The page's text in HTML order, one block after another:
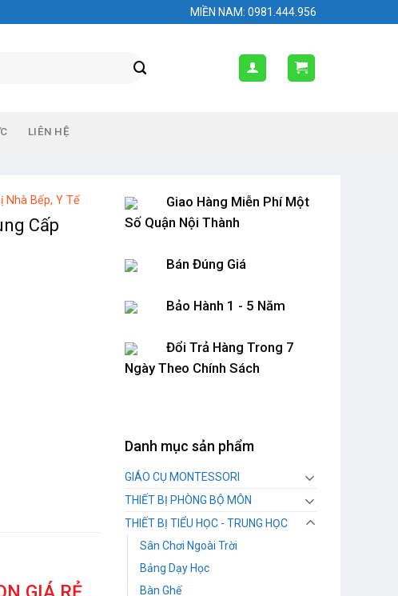
MIỀN NAM: 0981.444.956
LIÊN HỆ
Nhà Bếp, Y Tế
Cấp
Giao Hàng Miễn Phí Một
Số Quận Nội Thành
Bán Đúng Giá
Bảo Hành 1 - 5 Năm
Đổi Trả Hàng Trong 7
Ngày Theo Chính Sách
Danh mục sản phẩm
GIÁO CỤ MONTESSORI
THIẾT BỊ PHÒNG BỘ MÔN
THIẾT BỊ TIỂU HỌC - TRUNG HỌC
Sân Chơi Ngoài Trời
Bảng Dạy Học
Bàn Ghế